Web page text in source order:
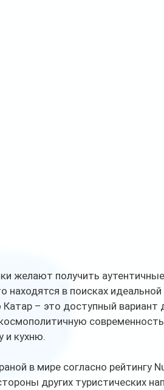
желают получить аутентичные
в поисках идеальной
– это доступный вариант
и кухню.
в мире согласно рейтингу
других туристических